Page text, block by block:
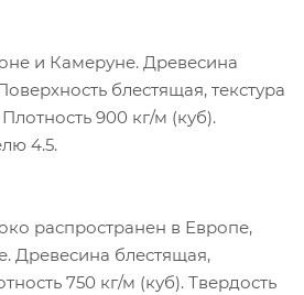
и Камеруне. Древесина
блестящая, текстура
900 кг/м (куб).
4.5.
распространен в Европе,
Древесина блестящая,
750 кг/м (куб). Твердость